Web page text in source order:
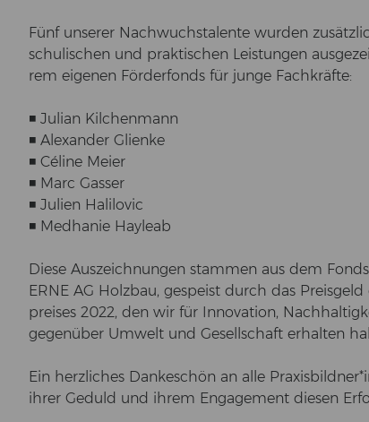
Fünf un­se­rer Nach­wuchs­ta­len­te wur­den
schu­li­schen und prak­ti­schen Leis­tun­gen
rem ei­ge­nen Förd­erfonds für junge Fach­kräf­te:
◾ Ju­li­an Kil­chen­mann
◾ Alex­an­der Gli­en­ke
◾ Céline Meier
◾ Marc Gas­ser
◾ Ju­li­en Ha­li­lo­vic
◾ Medha­nie Hay­leab
Diese Aus­zeich­nun­gen stam­men aus dem
ERNE AG Holz­bau, ge­speist durch das
prei­ses 2022, den wir für In­no­va­ti­on,
ge­gen­über Um­welt und Ge­sell­schaft er­hal­ten
Ein herz­li­ches Dan­ke­schön an alle
ihrer Ge­duld und ihrem En­ga­ge­ment die­sen